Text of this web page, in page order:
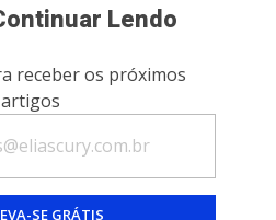
Lendo
receber os próximos
artigos